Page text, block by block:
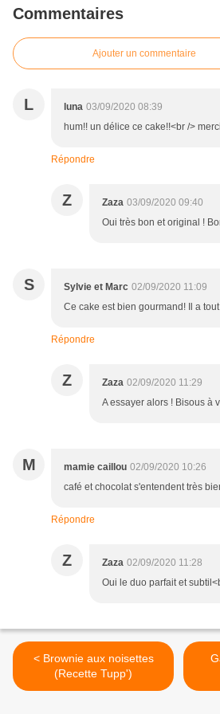
Commentaires
Ajouter un commentaire
L luna 03/09/2020 08:39
hum!! un délice ce cake!!<br />
Répondre
Z Zaza 03/09/2020 09:40
Oui très bon et original !
S Sylvie et Marc 02/09/2020 11:09
Ce cake est bien gourmand! Il a
Répondre
Z Zaza 02/09/2020 11:29
A essayer alors ! Bisous à
M mamie caillou 02/09/2020 10:26
café et chocolat s'entendent très
Répondre
Z Zaza 02/09/2020 11:28
Oui le duo parfait et
< Brownie aux noisettes
(Recette Tupp')